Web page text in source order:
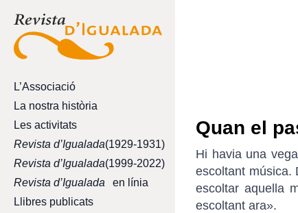
L’Associació
La nostra història
Les activitats
Revista d’Igualada(1929-1931)
Revista d’Igualada(1999-2022)
Revista d’Igualada
en línia
Llibres publicats
Quan el
Hi havia una
escoltant música.
escoltar aquella
escoltant ara».